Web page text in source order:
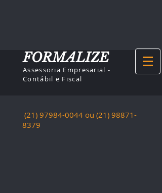
Assessoria Empresarial -
Contábil e Fiscal
FORMALIZE
(21) 97984-0044 ou (21) 98871-
8379